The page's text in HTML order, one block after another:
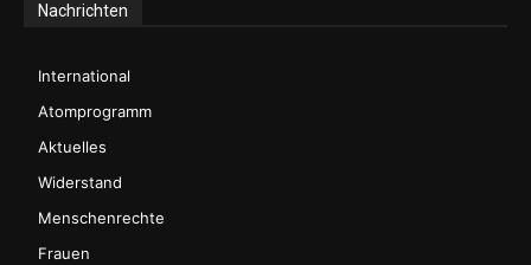
Nachrichten
International
Atomprogramm
Aktuelles
Widerstand
Menschenrechte
Frauen